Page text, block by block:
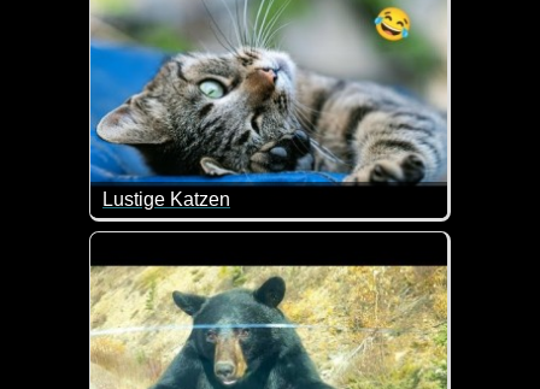
Lustige Katzen
Die Fellnasen machen mal wieder Quatsch und